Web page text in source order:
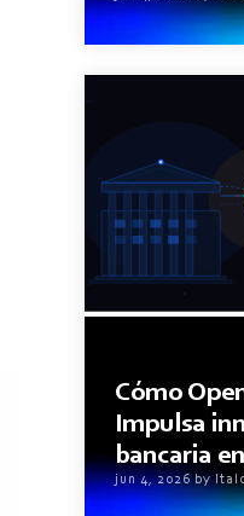
Cómo
Impulsa
bancaria
jun 4, 2026 by